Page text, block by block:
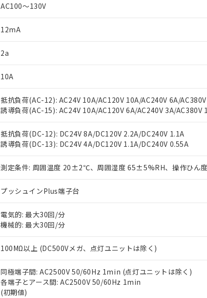
AC100～130V
12mA
2a
10A
抵抗負荷(AC-12): AC24V 10A/AC120V 10A/AC240V 6A/
誘導負荷(AC-15): AC24V 10A/AC120V 6A/AC240V 3A/AC380V
抵抗負荷(DC-12): DC24V 8A/DC120V 2.2A/DC240V 1.1A
誘導負荷(DC-13): DC24V 4A/DC120V 1.1A/DC240V 0.55A
測定条件: 周囲温度 20±2℃、周囲湿度 65±5%RH、操作ひん
プッシュインPlus端子台
電気的: 最大30回/分
機械的: 最大30回/分
100MΩ以上 (DC500Vメガ、点灯ユニットは除く)
同極端子間: AC2500V 50/60Hz 1min (点灯ユニットは除く)
各端子とアース間: AC2500V 50/60Hz 1min
(初期値)
以下の条件をお読みいただき、同意のうえご利用ください。
正式な納期状況および標準価格はお客様のお取引先、
当社販売員にご相談ください。
オムロン制御機器販売店や当社販売拠点は「販売ネッ
在庫状況および標準価格結果を当社の事前の承諾なく
す。
マイパーツ機能（部品リスト作成サービス）をご利用
ている必要があります。
が、当社の製品・サービスに関するお客様との取引・
さい。
※当社の共同利用者とは、
いる法人を指します。
があります。
*EU RoHS指令（10物質）：
六価クロム(Cr(Ⅵ)) 1000ppm以下、ポリ臭化ビフェニル類(PBB) 1000ppm以
但し、RoHS指令で産業用監視および制御機器に対する適用除外項目は除く。
フタル酸エステル類の４物質については閾値を超える意図的な使用がないこと
※2 対応予定月
部品在庫の切り替え状況などにより、予定月が前後すること
※3 非含有証明書ダウンロード
EU RoHS指令（10物質）の非含有証明書
51物質の非含有証明書（当社基準）
※本証明書は発行日時点で非含有を証明するもので、過去に
また、RoHS指令のフタル酸エステル類４物質の対応では
混在することから備考欄に対応日を記載しておりました。
既に当社にて対応品への在庫切替を完了していることから
「×」：最大均質材料含有率が中国RoHSの基準値を超えて
「－」：未確認です。当社販売部門へお問い合わせください。
Pb(鉛) :1000ppm、 Hg(水銀) : 1000ppm、 Cd(カドミウム) : 100ppm、
DBP(フタル酸ジブチル) : 1000ppm、 DIBP(フタル酸ジイソブチル) :
※2 環境保護使用期限
「ｅ」：有害物質（10物質）のすべてが基準値以下であるこ
「10」：通常の使用状況下において有害物質が外部に漏えい
味します。
「－」：未確認です。当社販売部門へお問い合わせください。
う）を輸出または国外への提供する場合は、日本国政
置等に一切使用いたしません。
当社は、貴社製品を第三者に販売する場合は、上記1、
また当社は、販売先および販売に係わる関係者が違法
たしません。
記
説明
△ 一定数には満たないが在庫あり
－
在庫なし(最新の在庫状況については、お客様のお
機器販売店・当社販売員にご確認ください)
空
白
受注生産機種、また在庫状況の情報を公開してい